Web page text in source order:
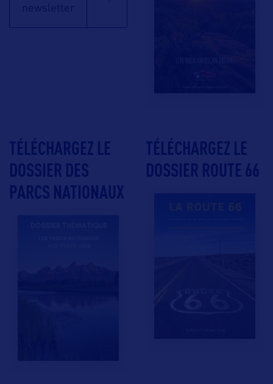
newsletter
TÉLÉCHARGEZ LE
DOSSIER DES
PARCS NATIONAUX
TÉLÉCHARGEZ LE
DOSSIER ROUTE 66